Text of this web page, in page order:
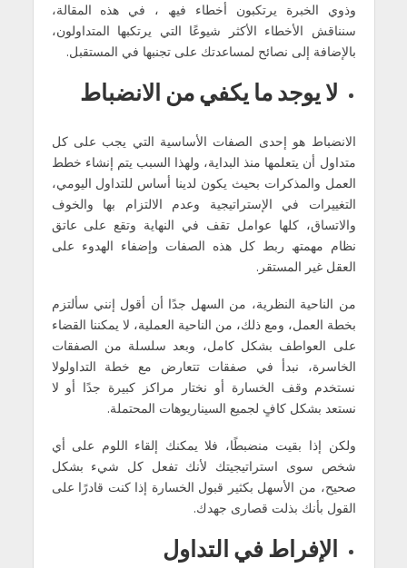
وذوي الخبرة یرتكبون أخطاء فیھ ، في ھذه المقالة،
سنناقش الأخطاء الأكثر شیوعًا التي یرتكبھا المتداولون،
بالإضافة إلى نصائح لمساعدتك على تجنبھا في المستقبل.
لا یوجد ما یكفي من الانضباط
الانضباط ھو إحدى الصفات الأساسیة التي یجب على كل
متداول أن یتعلمھا منذ البدایة، ولھذا السبب یتم إنشاء خطط
العمل والمذكرات بحیث یكون لدینا أساس للتداول الیومي،
التغییرات في الإستراتیجیة وعدم الالتزام بھا والخوف
والاتساق، كلھا عوامل تقف في النھایة وتقع على عاتق
نظام مھمتھ ربط كل ھذه الصفات وإضفاء الھدوء على
العقل غیر المستقر.
من الناحیة النظریة، من السھل جدًا أن أقول إنني سألتزم
بخطة العمل، ومع ذلك، من الناحیة العملیة، لا یمكننا القضاء
على العواطف بشكل كامل، وبعد سلسلة من الصفقات
الخاسرة، نبدأ في صفقات تتعارض مع خطة التداولولا
نستخدم وقف الخسارة أو نختار مراكز كبیرة جدًا أو لا
نستعد بشكل كافٍ لجمیع السیناریوھات المحتملة.
ولكن إذا بقیت منضبطًا، فلا یمكنك إلقاء اللوم على أي
شخص سوى استراتیجیتك لأنك تفعل كل شيء بشكل
صحیح، من الأسھل بكثیر قبول الخسارة إذا كنت قادرًا على
القول بأنك بذلت قصارى جھدك.
الإفراط في التداول